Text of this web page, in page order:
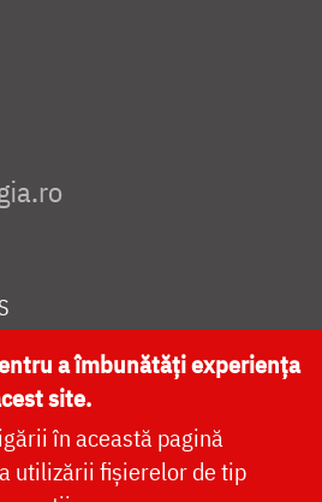
CATEDRALA NAȚIONALĂ
a îmbunătăți experiența
site.
în această pagină
utilizării fișierelor de tip